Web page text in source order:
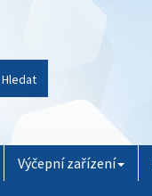
Hledat
Výčepní zařízení